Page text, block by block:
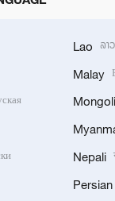
Lao ລາວ
Malay
Nepali
Persian